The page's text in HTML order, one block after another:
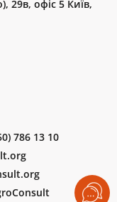
29в, офіс 5 Київ,
786 13 10